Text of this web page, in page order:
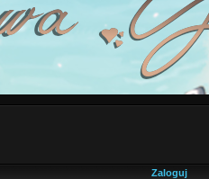
Zaloguj